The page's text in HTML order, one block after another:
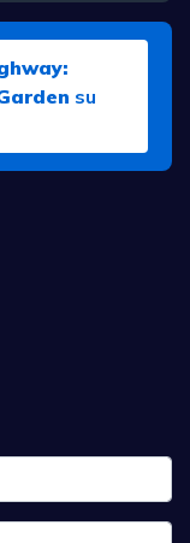
su